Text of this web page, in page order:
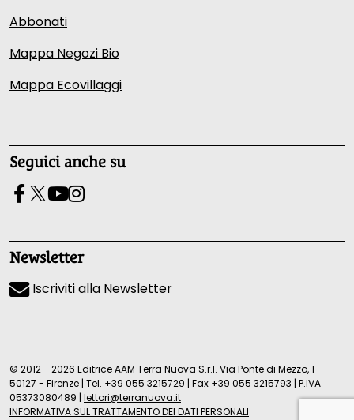
Abbonati
Mappa Negozi Bio
Mappa Ecovillaggi
Seguici anche su
Newsletter
Iscriviti alla Newsletter
© 2012 - 2026 Editrice AAM Terra Nuova S.r.l. Via Ponte di Mezzo, 1 -
50127 - Firenze | Tel. +39 055 3215729 | Fax +39 055 3215793 | P.IVA
05373080489 | lettori@terranuova.it
INFORMATIVA SUL TRATTAMENTO DEI DATI PERSONALI